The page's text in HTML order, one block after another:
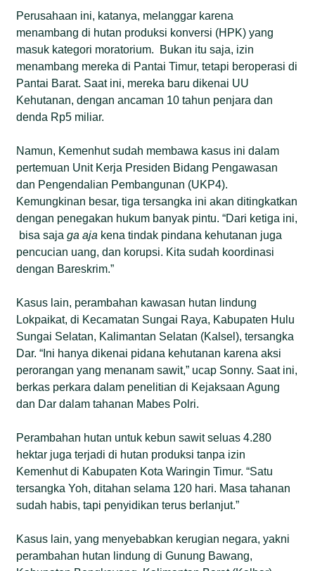
Perusahaan ini, katanya, melanggar karena
menambang di hutan produksi konversi (HPK) yang
masuk kategori moratorium. Bukan itu saja, izin
menambang mereka di Pantai Timur, tetapi beroperasi di
Pantai Barat. Saat ini, mereka baru dikenai UU
Kehutanan, dengan ancaman 10 tahun penjara dan
denda Rp5 miliar.
Namun, Kemenhut sudah membawa kasus ini dalam
pertemuan Unit Kerja Presiden Bidang Pengawasan
dan Pengendalian Pembangunan (UKP4).
Kemungkinan besar, tiga tersangka ini akan ditingkatkan
dengan penegakan hukum banyak pintu. “Dari ketiga ini,
bisa sajaga aja kena tindak pindana kehutanan juga
pencucian uang, dan korupsi. Kita sudah koordinasi
dengan Bareskrim.”
Kasus lain, perambahan kawasan hutan lindung
Lokpaikat, di Kecamatan Sungai Raya, Kabupaten Hulu
Sungai Selatan, Kalimantan Selatan (Kalsel), tersangka
Dar. “Ini hanya dikenai pidana kehutanan karena aksi
perorangan yang menanam sawit,” ucap Sonny. Saat ini,
berkas perkara dalam penelitian di Kejaksaan Agung
dan Dar dalam tahanan Mabes Polri.
Perambahan hutan untuk kebun sawit seluas 4.280
hektar juga terjadi di hutan produksi tanpa izin
Kemenhut di Kabupaten Kota Waringin Timur. “Satu
tersangka Yoh, ditahan selama 120 hari. Masa tahanan
sudah habis, tapi penyidikan terus berlanjut.”
Kasus lain, yang menyebabkan kerugian negara, yakni
perambahan hutan lindung di Gunung Bawang,